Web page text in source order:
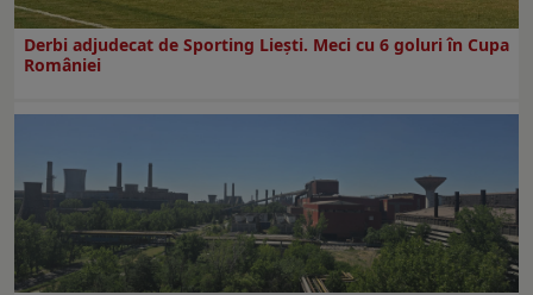
Derbi adjudecat de Sporting Liești. Meci cu 6 goluri în Cupa
României